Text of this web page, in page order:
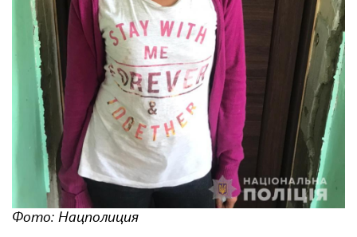
Фото: Нацполиция